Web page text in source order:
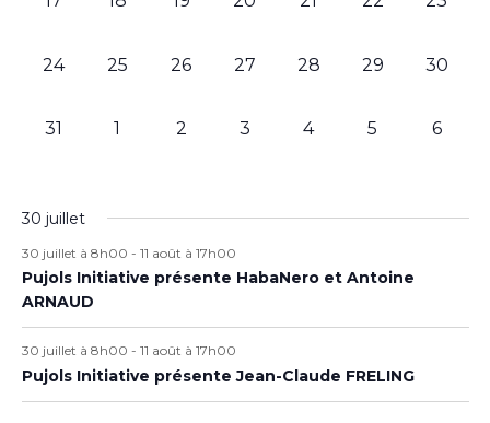
0 évènement,
24 0 évènement,
25 0 évènement,
26 0 évènement,
27 0 évènement,
28 0 évènement,
29 0
30
0 évènement,
31 0 évènement,
1 0 évènement,
2 0 évènement,
3 0 évènement,
4 0 évènement,
5 0
6
30 juillet
30 juillet à 8h00 - 11 août à 17h00
Pujols Initiative présente HabaNero et Antoine
ARNAUD
30 juillet à 8h00 - 11 août à 17h00
Pujols Initiative présente Jean-Claude FRELING